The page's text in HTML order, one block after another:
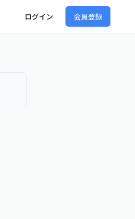
ログイン 会員登録